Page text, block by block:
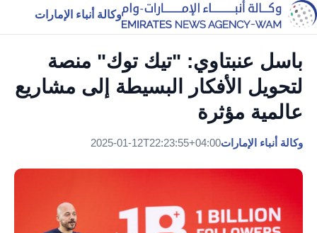
وكالة أنباء الإمارات
باسل عنبتاوي: "تيك توك" منصة
لتحويل الأفكار البسيطة إلى مشاريع
عالمية مؤثرة
وكالة أنباء الإمارات2025-01-12T22:23:55+04:00